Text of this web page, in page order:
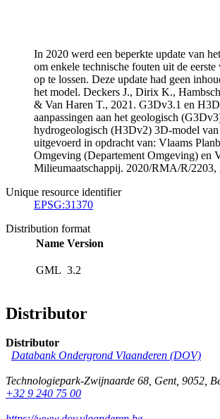
In 2020 werd een beperkte update van
om enkele technische fouten uit de
op te lossen. Deze update had geen
het model. Deckers J., Dirix K.,
& Van Haren T., 2021. G3Dv3.1 en
aanpassingen aan het geologisch
hydrogeologisch (H3Dv2) 3D-model
uitgevoerd in opdracht van: Vlaams
Omgeving (Departement Omgeving) en
Milieumaatschappij. 2020/RMA/R/2203,
Unique resource identifier
EPSG:31370
Distribution format
Name Version
GML 3.2
Distributor
Distributor
Databank Ondergrond Vlaanderen (DOV)
Technologiepark-Zwijnaarde 68, Gent, 9052,
+32 9 240 75 00